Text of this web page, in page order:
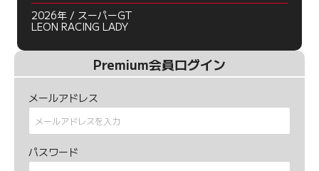
2026年 / スーパーGT
LEON RACING LADY
Premium会員ログイン
メールアドレス
パスワード